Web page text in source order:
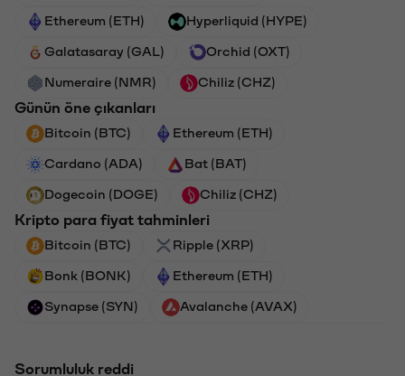
Ethereum (ETH) Hyperliquid (HYPE)
Galatasaray (GAL) Orchid (OXT)
Numeraire (NMR) Chiliz (CHZ)
Günün öne çıkanları
Bitcoin (BTC) Ethereum (ETH)
Cardano (ADA) Bat (BAT)
Dogecoin (DOGE) Chiliz (CHZ)
Kripto para fiyat tahminleri
Bitcoin (BTC) Ripple (XRP)
Bonk (BONK) Ethereum (ETH)
Synapse (SYN) Avalanche (AVAX)
Sorumluluk reddi